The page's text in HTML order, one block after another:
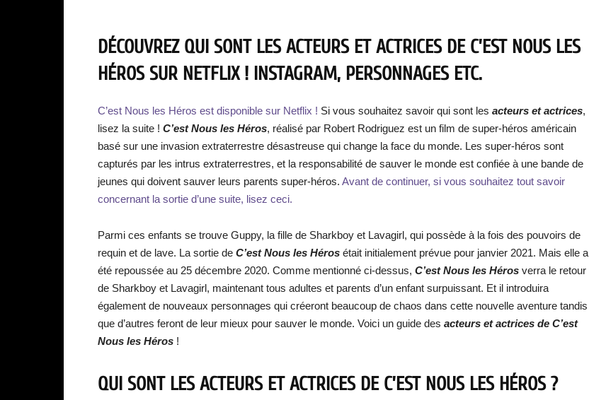
DÉCOUVREZ QUI SONT LES ACTEURS ET ACTRICES DE C’EST NOUS LES
HÉROS SUR NETFLIX ! INSTAGRAM, PERSONNAGES ETC.
C’est Nous les Héros est disponible sur Netflix ! Si vous souhaitez savoir qui sont les acteurs et actrices,
lisez la suite ! C’est Nous les Héros, réalisé par Robert Rodriguez est un film de super-héros américain
basé sur une invasion extraterrestre désastreuse qui change la face du monde. Les super-héros sont
capturés par les intrus extraterrestres, et la responsabilité de sauver le monde est confiée à une bande de
jeunes qui doivent sauver leurs parents super-héros. Avant de continuer, si vous souhaitez tout savoir
concernant la sortie d’une suite, lisez ceci.
Parmi ces enfants se trouve Guppy, la fille de Sharkboy et Lavagirl, qui possède à la fois des pouvoirs de
requin et de lave. La sortie de C’est Nous les Héros était initialement prévue pour janvier 2021. Mais elle a
été repoussée au 25 décembre 2020. Comme mentionné ci-dessus, C’est Nous les Héros verra le retour
de Sharkboy et Lavagirl, maintenant tous adultes et parents d’un enfant surpuissant. Et il introduira
également de nouveaux personnages qui créeront beaucoup de chaos dans cette nouvelle aventure tandis
que d’autres feront de leur mieux pour sauver le monde. Voici un guide des acteurs et actrices de C’est
Nous les Héros !
QUI SONT LES ACTEURS ET ACTRICES DE C’EST NOUS LES HÉROS ?